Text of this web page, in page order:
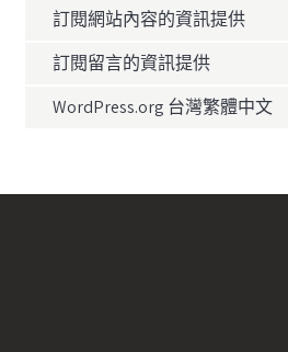
訂閱網站內容的資訊提供
訂閱留言的資訊提供
WordPress.org 台灣繁體中文